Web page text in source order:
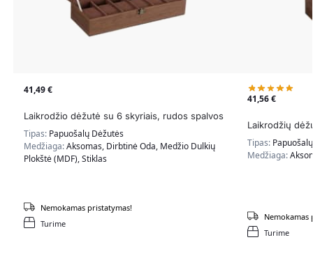
41,49€
Laikrodžio dėžutė su 6 skyriais, rudos spalvos
Tipas: Papuošalų Dėžutės
Medžiaga:Aksomas, Dirbtinė Oda, Medžio Dulkių
Plokštė (MDF), Stiklas
Turime
Nemokamas pristatymas!
41,56€
Laikrodžių
Tipas:
Medžiaga:
Turime
Nemokamas